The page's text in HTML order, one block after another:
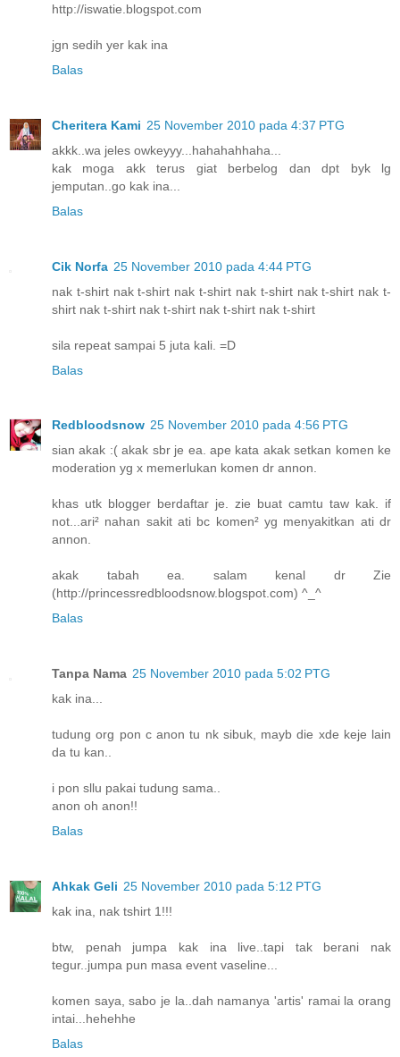
http://iswatie.blogspot.com
jgn sedih yer kak ina
Balas
Cheritera Kami 25 November 2010 pada 4:37 PTG
akkk..wa jeles owkeyyy...hahahahhaha...
kak moga akk terus giat berbelog dan dpt byk lg
jemputan..go kak ina...
Balas
Cik Norfa 25 November 2010 pada 4:44 PTG
nak t-shirt nak t-shirt nak t-shirt nak t-shirt nak t-shirt nak t-
shirt nak t-shirt nak t-shirt nak t-shirt nak t-shirt
sila repeat sampai 5 juta kali. =D
Balas
Redbloodsnow 25 November 2010 pada 4:56 PTG
sian akak :( akak sbr je ea. ape kata akak setkan komen ke
moderation yg x memerlukan komen dr annon.
khas utk blogger berdaftar je. zie buat camtu taw kak. if
not...ari² nahan sakit ati bc komen² yg menyakitkan ati dr
annon.
akak tabah ea. salam kenal dr Zie
(http://princessredbloodsnow.blogspot.com) ^_^
Balas
Tanpa Nama 25 November 2010 pada 5:02 PTG
kak ina...
tudung org pon c anon tu nk sibuk, mayb die xde keje lain
da tu kan..
i pon sllu pakai tudung sama..
anon oh anon!!
Balas
Ahkak Geli 25 November 2010 pada 5:12 PTG
kak ina, nak tshirt 1!!!
btw, penah jumpa kak ina live..tapi tak berani nak
tegur..jumpa pun masa event vaseline...
komen saya, sabo je la..dah namanya 'artis' ramai la orang
intai...hehehhe
Balas